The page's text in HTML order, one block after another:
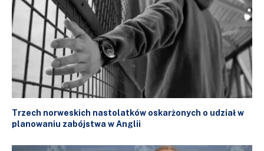
Trzech norweskich nastolatków oskarżonych o udział w
planowaniu zabójstwa w Anglii